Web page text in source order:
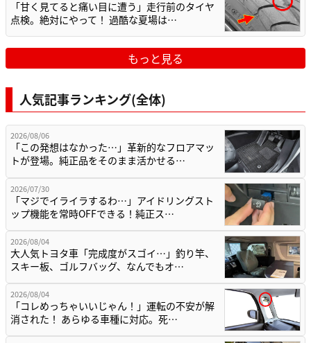
「甘く見てると痛い目に遭う」走行前のタイヤ
点検。絶対にやって！ 過酷な夏場は…
もっと見る
人気記事ランキング(全体)
2026/08/06
「この発想はなかった…」革新的なフロアマッ
トが登場。純正品をそのまま活かせる…
2026/07/30
「マジでイライラするわ…」アイドリングスト
ップ機能を常時OFFできる！純正ス…
2026/08/04
大人気トヨタ車「完成度がスゴイ…」釣り竿、
スキー板、ゴルフバッグ、なんでもオ…
2026/08/04
「コレめっちゃいいじゃん！」運転の不安が解
消された！ あらゆる車種に対応。死…